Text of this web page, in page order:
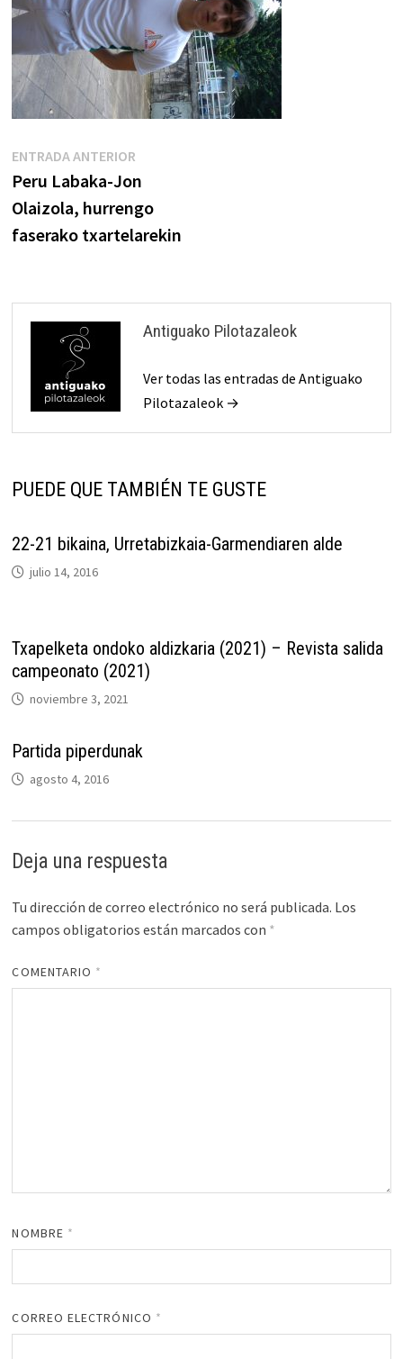
Navegación
de
entradas
ENTRADA ANTERIOR
anterior:
Peru Labaka-Jon
Olaizola, hurrengo
faserako txartelarekin
Antiguako Pilotazaleok
Ver todas las entradas de Antiguako
Pilotazaleok →
PUEDE QUE TAMBIÉN TE GUSTE
22-21 bikaina, Urretabizkaia-Garmendiaren alde
julio 14, 2016
Txapelketa ondoko aldizkaria (2021) – Revista salida
campeonato (2021)
noviembre 3, 2021
Partida piperdunak
agosto 4, 2016
Deja una respuesta
Tu dirección de correo electrónico no será publicada. Los
campos obligatorios están marcados con *
COMENTARIO *
NOMBRE *
CORREO ELECTRÓNICO *